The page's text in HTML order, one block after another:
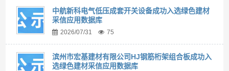
中航新科电气低压成套开关设备成功入选绿色建材
采信应用数据库
2026/07/31 75
滨州市宏基建材有限公司HJ钢筋桁架组合板成功入
选绿色建材采信应用数据库